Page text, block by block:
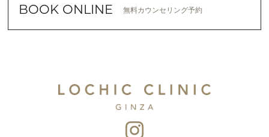
BOOK ONLINE 無料カウンセリング予約